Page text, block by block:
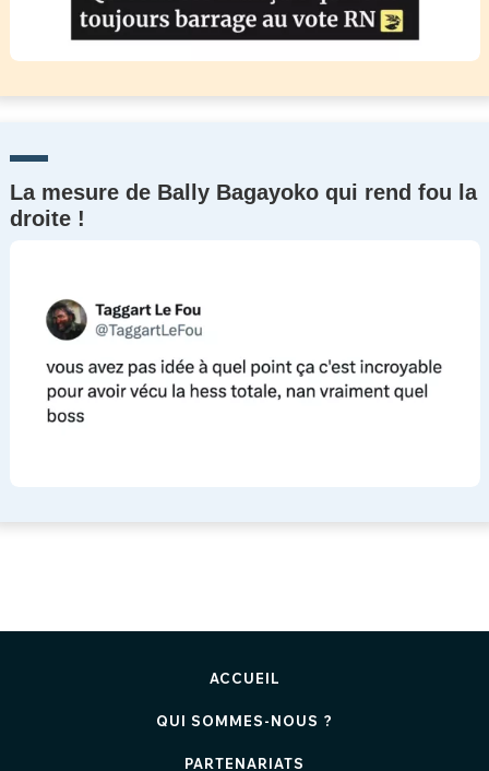
La mesure de Bally Bagayoko qui rend fou la
droite !
ACCUEIL
QUI SOMMES-NOUS ?
PARTENARIATS